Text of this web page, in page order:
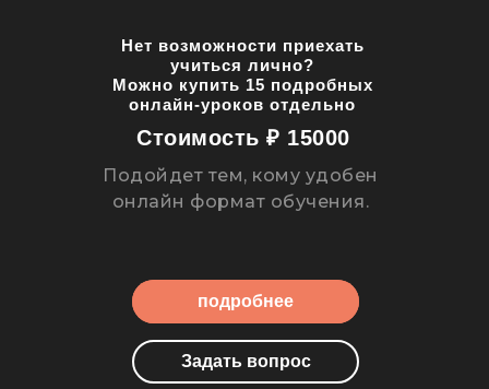
About us
подробнее
Задать вопрос
Нет возможности приехать
учиться лично?
Можно купить 15 подробных
онлайн-уроков отдельно
Стоимость ₽ 15000
Подойдет тем, кому удобен
онлайн формат обучения.